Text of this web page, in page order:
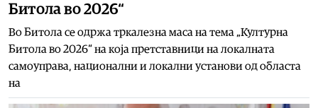
Битола во 2026“
Во Битола се одржа тркалезна маса на тема „Културна
Битола во 2026“ на која претставници на локалната
самоуправа, национални и локални установи од областа
на